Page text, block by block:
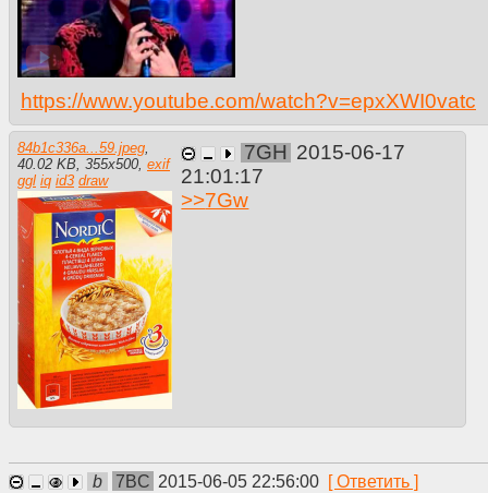
https://www.youtube.com/watch?v=epxXWI0vatc
84b1c336a...59.jpeg
40.02 KB 355x500 exif
ggl iq id3 draw
7GH 2015-06-17
21:01:17
>>7Gw
b 7BC 2015-06-05 22:56:00